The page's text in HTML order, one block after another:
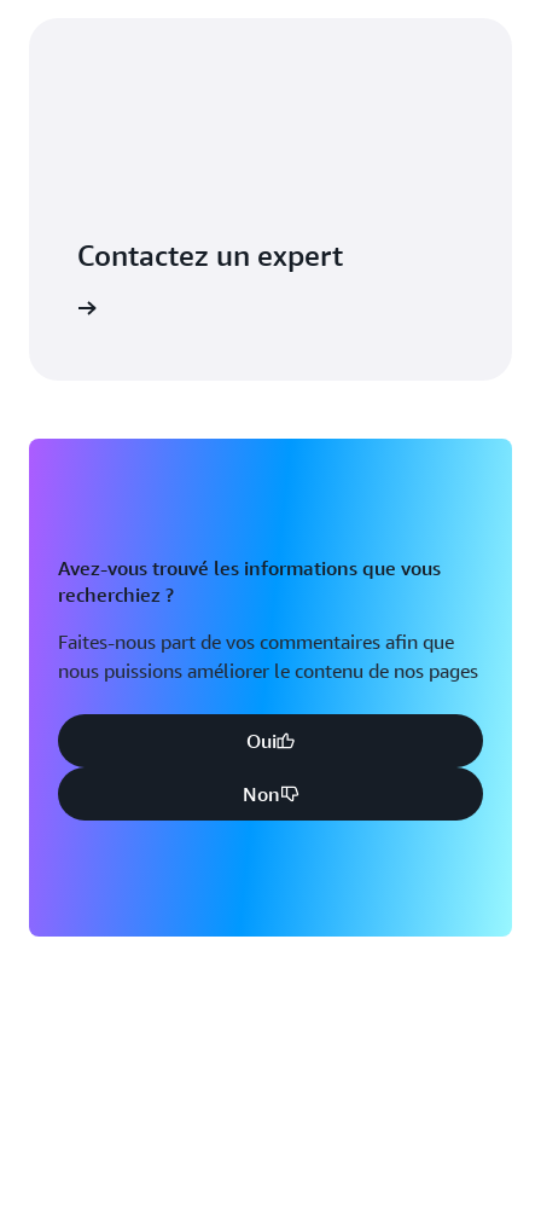
Contactez un expert
Avez-vous trouvé les informations que vous
recherchiez ?
Faites-nous part de vos commentaires afin que
nous puissions améliorer le contenu de nos pages
Oui
Non